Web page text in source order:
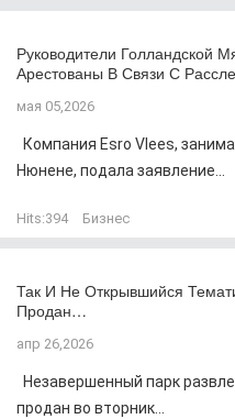
Руководители Голландской
Арестованы В Связи С
мая 05,2026
Компания Esro Vlees,
Нюнене, подала заявление...
Hits:394 Бизнес
Так И Не Открывшийся
Продан…
апр 26,2026
Незавершенный парк
продан во вторник...